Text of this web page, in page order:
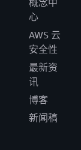
概念中
心
AWS 云
安全性
最新资
讯
博客
新闻稿